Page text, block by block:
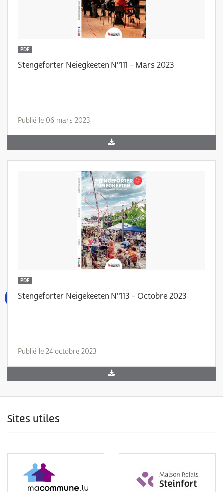
PDF
Stengeforter Neiegkeeten N°111 - Mars 2023
Publié le 06 mars 2023
PDF
Stengeforter Neigekeeten N°113 - Octobre 2023
Publié le 24 octobre 2023
Sites utiles